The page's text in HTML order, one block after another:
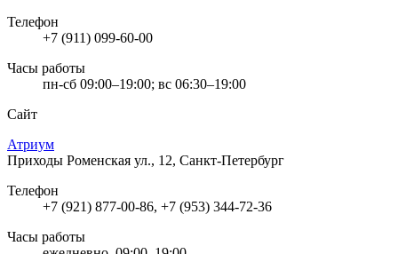
Телефон
+7 (911) 099-60-00
Часы работы
пн-сб 09:00–19:00; вс 06:30–19:00
Сайт
Атриум
Приходы Роменская ул., 12, Санкт-Петербург
Телефон
+7 (921) 877-00-86, +7 (953) 344-72-36
Часы работы